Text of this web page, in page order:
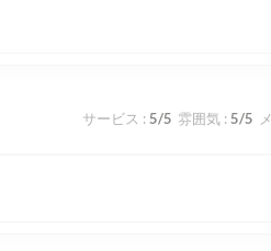
サービス : 5/5 雰囲気: 5/5